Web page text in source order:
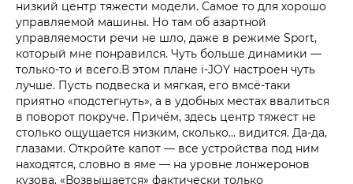
низкий центр тяжести модели. Самое то для хорошо
управляемой машины. Но там об азартной
управляемости речи не шло, даже в режиме Sport,
который мне понравился. Чуть больше динамики —
только-то и всего.В этом плане i‑JOY настроен чуть
лучше. Пусть подвеска и мягкая, его вмсё-таки
приятно «подстегнуть», а в удобных местах ввалиться
в поворот покруче. Причём, здесь центр тяжест не
столько ощущается низким, сколько… видится. Да-да,
глазами. Откройте капот — все устройства под ним
находятся, словно в яме — на уровне лонжеронов
кузова. «Возвышается» фактически только